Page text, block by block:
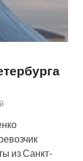
из Санкт-